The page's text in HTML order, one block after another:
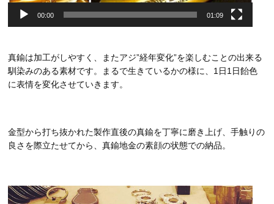
00:00 01:09
真鍮は加工がしやすく、またアジ”経年変化”を楽しむことの出来る
馴染みのある素材です。まるで生きているかの様に、1日1日飴色
に表情を変化させていきます。
金型から打ち抜かれた製作直後の真鍮を丁寧に磨き上げ、手触りの
良さを際立たせてから、真鍮地金の素顔の状態での納品。